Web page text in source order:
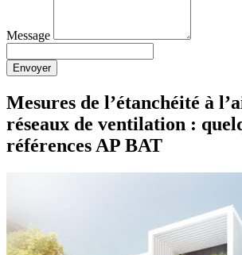
Message
Envoyer
Mesures de l’étanchéité à
réseaux de ventilation :
références AP BAT